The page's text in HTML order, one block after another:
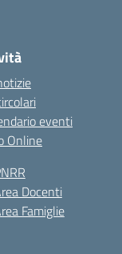
eventi
Online
Docenti
Famiglie